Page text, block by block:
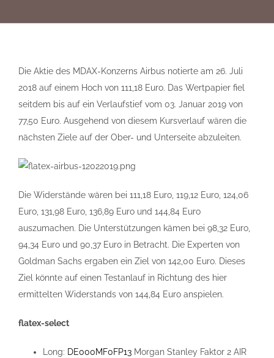
Die Aktie des MDAX-Konzerns Airbus notierte am 26. Juli
2018 auf einem Hoch von 111,18 Euro. Das Wertpapier fiel
seitdem bis auf ein Verlaufstief vom 03. Januar 2019 von
77,50 Euro. Ausgehend von diesem Kursverlauf wären die
nächsten Ziele auf der Ober- und Unterseite abzuleiten.
Die Widerstände wären bei 111,18 Euro, 119,12 Euro, 124,06
Euro, 131,98 Euro, 136,89 Euro und 144,84 Euro
auszumachen. Die Unterstützungen kämen bei 98,32 Euro,
94,34 Euro und 90,37 Euro in Betracht. Die Experten von
Goldman Sachs ergaben ein Ziel von 142,00 Euro. Dieses
Ziel könnte auf einen Testanlauf in Richtung des hier
ermittelten Widerstands von 144,84 Euro anspielen.
flatex-select
Long: DE000MF0FP13 Morgan Stanley Faktor 2 AIR